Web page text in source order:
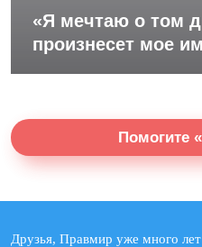
«Я мечтаю о том
произнесет мое
Помогите
Друзья, Правмир уже много